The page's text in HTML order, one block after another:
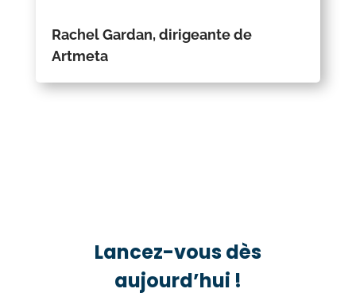
Rachel Gardan, dirigeante de
Artmeta
Lancez-vous dès
aujourd’hui !